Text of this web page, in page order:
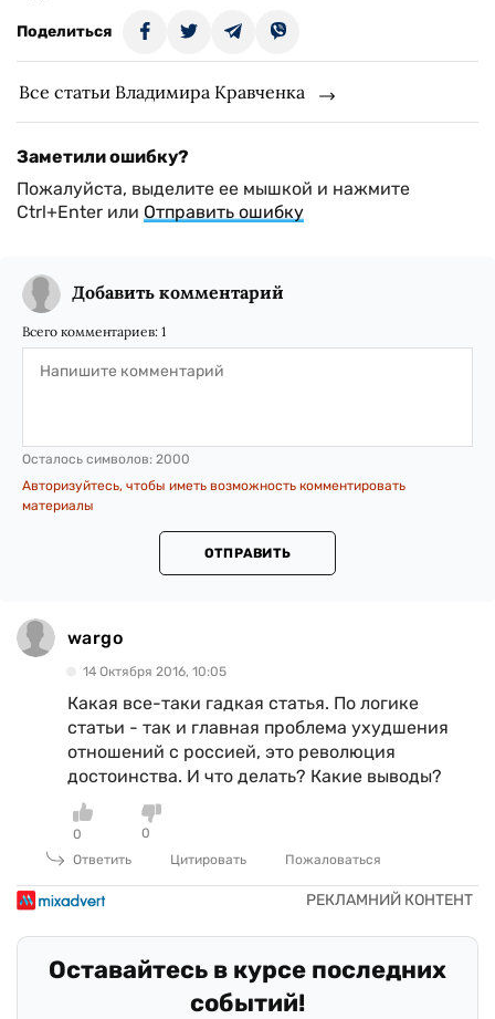
Поделиться
Все статьи Владимира Кравченка
Заметили ошибку?
Пожалуйста, выделите ее мышкой и нажмите
Ctrl+Enter или Отправить ошибку
Добавить комментарий
Всего комментариев: 1
Осталось символов: 2000
Авторизуйтесь, чтобы иметь возможность комментировать
материалы
ОТПРАВИТЬ
wargo
14 Октября 2016, 10:05
Какая все-таки гадкая статья. По логике
статьи - так и главная проблема ухудшения
отношений с россией, это революция
достоинства. И что делать? Какие выводы?
0
0
Ответить
Цитировать Пожаловаться
Оставайтесь в курсе последних
событий!